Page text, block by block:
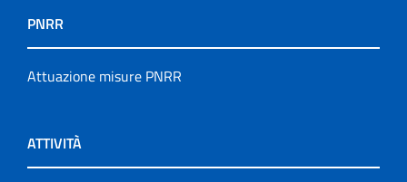
PNRR
Attuazione misure PNRR
ATTIVITÀ